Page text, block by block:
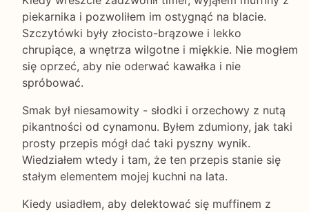
piekarnika i pozwoliłem im ostygnąć na blacie.
Szczytówki były złocisto-brązowe i lekko
chrupiące, a wnętrza wilgotne i miękkie. Nie mogłem
się oprzeć, aby nie oderwać kawałka i nie
spróbować.
Smak był niesamowity - słodki i orzechowy z nutą
pikantności od cynamonu. Byłem zdumiony, jak taki
prosty przepis mógł dać taki pyszny wynik.
Wiedziałem wtedy i tam, że ten przepis stanie się
stałym elementem mojej kuchni na lata.
Kiedy usiadłem, aby delektować się muffinem z